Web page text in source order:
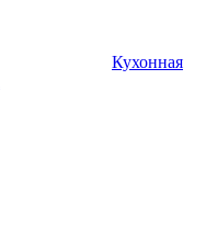
Кухонная